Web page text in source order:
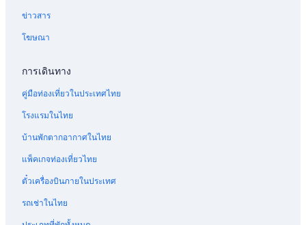
ข่าวสาร
โฆษณา
การเดินทาง
คู่มือท่องเที่ยวในประเทศไทย
โรงแรมในไทย
บ้านพักตากอากาศในไทย
แพ็คเกจท่องเที่ยวไทย
ตั๋วเครื่องบินภายในประเทศ
รถเช่าในไทย